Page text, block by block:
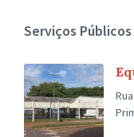
Serviços Públicos